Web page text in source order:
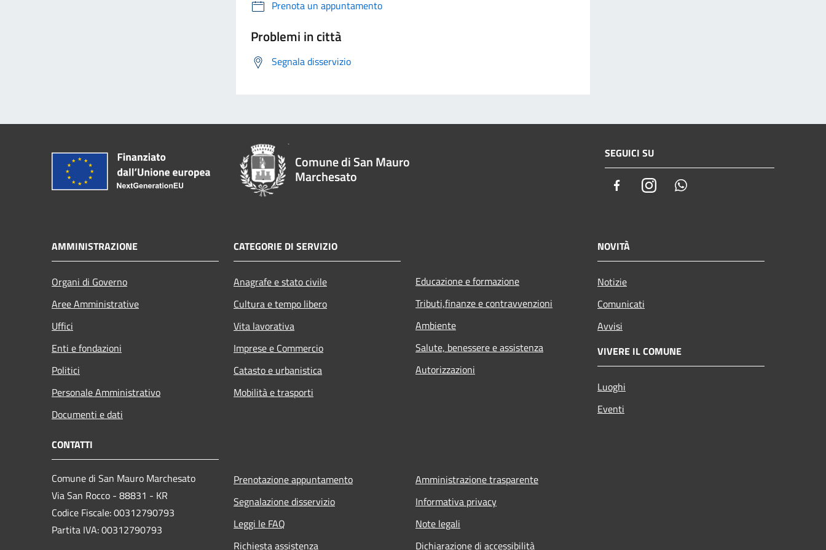
Prenota un appuntamento
Problemi in città
Segnala disservizio
Comune di San Mauro
Marchesato
SEGUICI SU
FacebookInstagram
AMMINISTRAZIONE
Organi di Governo
Aree Amministrative
Uffici
Enti e fondazioni
Politici
Personale Amministrativo
Documenti e dati
CATEGORIE DI SERVIZIO
Anagrafe e stato civile
Cultura e tempo libero
Vita lavorativa
Imprese e Commercio
Catasto e urbanistica
Mobilità e trasporti
Educazione e formazione
Tributi,finanze e contravvenzioni
Ambiente
Salute, benessere e assistenza
Autorizzazioni
NOVITÀ
Notizie
Comunicati
Avvisi
VIVERE IL COMUNE
Luoghi
Eventi
CONTATTI
Comune di San Mauro Marchesato
Via San Rocco - 88831 - KR
Codice Fiscale: 00312790793
Partita IVA: 00312790793
Prenotazione appuntamento
Segnalazione disservizio
Leggi le FAQ
Richiesta assistenza
Amministrazione trasparente
Informativa privacy
Note legali
Dichiarazione di accessibilità